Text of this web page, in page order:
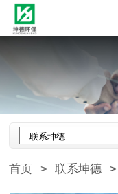
首页 > 联系坤德 >